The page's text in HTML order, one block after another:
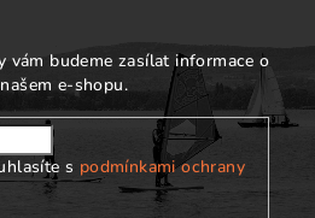
vám budeme zasílat informace o
e-shopu.
s podmínkami ochrany